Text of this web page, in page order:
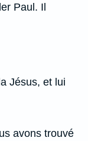
Paul. Il
Jésus, et lui
avons trouvé